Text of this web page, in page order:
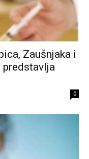
Zaušnjaka i
predstavlja
0